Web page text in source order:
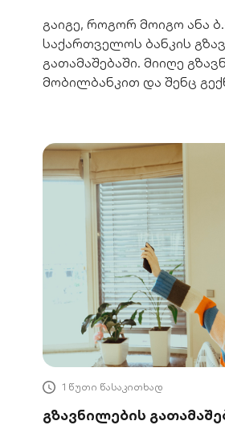
გაიგე, როგორ მოიგო ანა
საქართველოს ბანკის
გათამაშებაში. მიიღე
მობილბანკით და შენც
1 წუთი წასაკითხად
გზავნილების